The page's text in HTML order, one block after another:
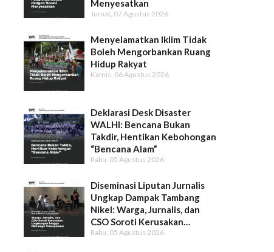
Menyesatkan
Jumat, 07 Agustus 2026
Menyelamatkan Iklim Tidak
Boleh Mengorbankan Ruang
Hidup Rakyat
Kamis, 06 Agustus 2026
Deklarasi Desk Disaster
WALHI: Bencana Bukan
Takdir, Hentikan Kebohongan
“Bencana Alam”
Rabu, 05 Agustus 2026
Diseminasi Liputan Jurnalis
Ungkap Dampak Tambang
Nikel: Warga, Jurnalis, dan
CSO Soroti Kerusakan
Lingkungan hingga Minimnya
Rabu, 05 Agustus 2026